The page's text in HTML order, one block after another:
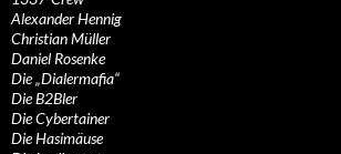
Alexander Hennig
Christian Müller
Daniel Rosenke
Die „Dialermafia“
Die B2Bler
Die Cybertainer
Die Hasimäuse